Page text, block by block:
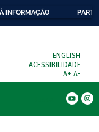
INFORMAÇÃO
ENGLISH
ACESSIBILIDADE
A+ A-